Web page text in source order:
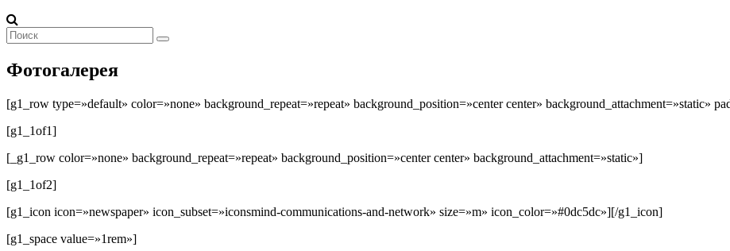
Фотогалерея
[g1_row type=»default» color=»none» background_repeat=»repeat» background_position=»center center» background_attachment=»static»
[g1_1of1]
[_g1_row color=»none» background_repeat=»repeat» background_position=»center center» background_attachment=»static»]
[g1_1of2]
[g1_icon icon=»newspaper» icon_subset=»iconsmind-communications-and-network» size=»m» icon_color=»#0dc5dc»][/g1_icon]
[g1_space value=»1rem»]